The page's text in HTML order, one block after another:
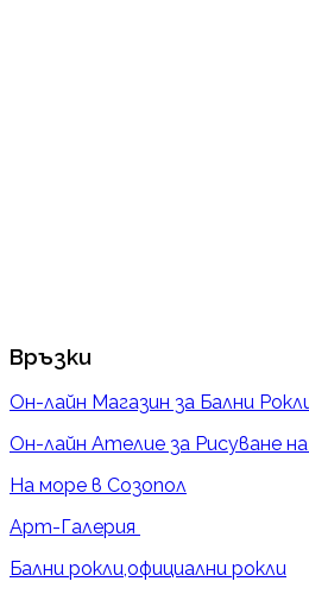
Връзки
Он-лайн Магазин за Бални
Он-лайн Ателие за Рисуване
На море в Созопол
Арт-Галерия
Бални рокли,официални рокли